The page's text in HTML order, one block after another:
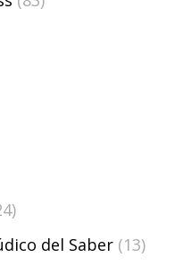
del Saber (13)